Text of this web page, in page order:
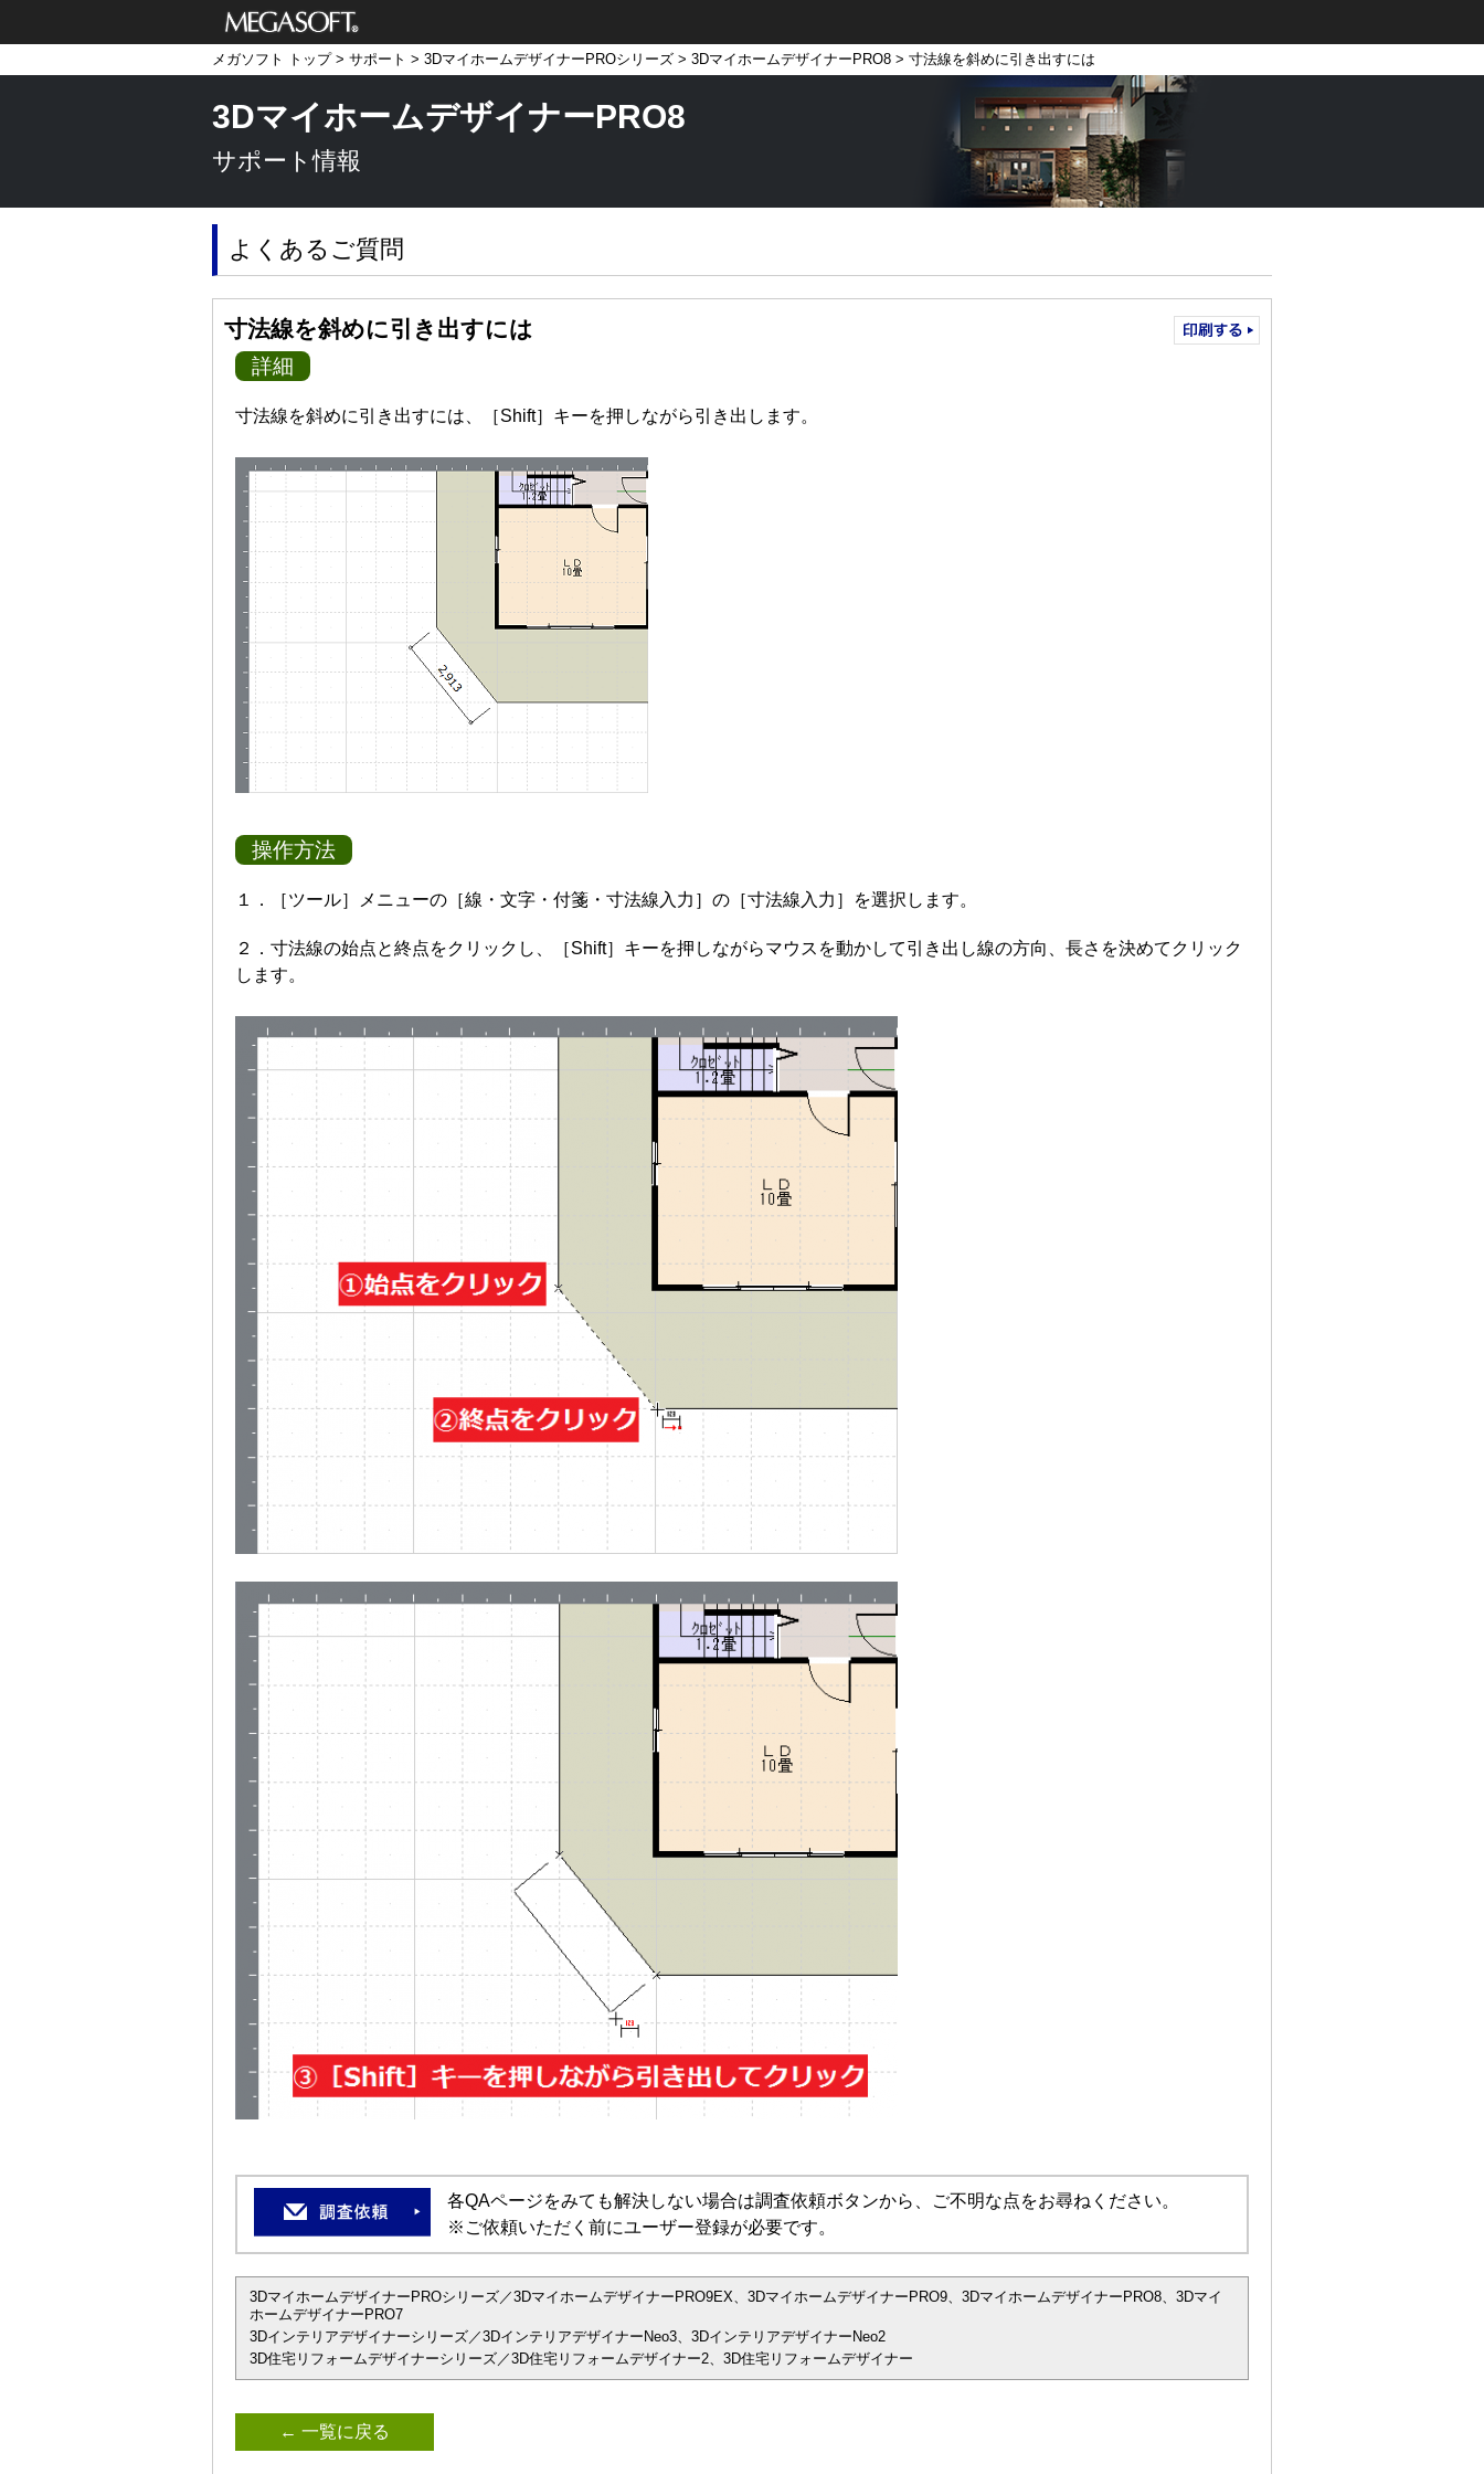
メガソフト株式
会社
メガソフト トップ> サポート > 3DマイホームデザイナーPROシリーズ > 3DマイホームデザイナーPRO8 > 寸法線を斜めに引き出すには
3DマイホームデザイナーPRO8
サポート情報
よくあるご質問
寸法線を斜めに引き出すには
詳細
寸法線を斜めに引き出すには、［Shift］キーを押しながら引き出します。
操作方法
１．［ツール］メニューの［線・文字・付箋・寸法線入力］の［寸法線入力］を選択します。
２．寸法線の始点と終点をクリックし、［Shift］キーを押しながらマウスを動かして引き出し線の方向、長さを決めてクリック
します。
各QAページをみても解決しない場合は調査依頼ボタンから、ご不明な点をお尋ねください。
※ご依頼いただく前にユーザー登録が必要です。
3DマイホームデザイナーPROシリーズ／3DマイホームデザイナーPRO9EX、3DマイホームデザイナーPRO9、3DマイホームデザイナーPRO8、3Dマイ
ホームデザイナーPRO7
3Dインテリアデザイナーシリーズ／3DインテリアデザイナーNeo3、3DインテリアデザイナーNeo2
3D住宅リフォームデザイナーシリーズ／3D住宅リフォームデザイナー2、3D住宅リフォームデザイナー
← 一覧に戻る